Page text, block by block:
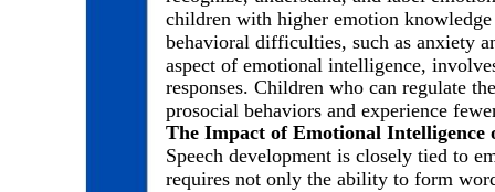
children with higher emotion
behavioral difficulties, such as anxiety
aspect of emotional intelligence,
responses. Children who can regulate
prosocial behaviors and experience
The Impact of Emotional Intelligence
Speech development is closely tied to
requires not only the ability to form